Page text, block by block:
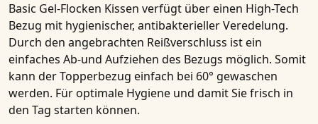
Basic Gel-Flocken Kissen verfügt über einen High-Tech
Bezug mit hygienischer, antibakterieller Veredelung.
Durch den angebrachten Reißverschluss ist ein
einfaches Ab-und Aufziehen des Bezugs möglich. Somit
kann der Topperbezug einfach bei 60° gewaschen
werden. Für optimale Hygiene und damit Sie frisch in
den Tag starten können.